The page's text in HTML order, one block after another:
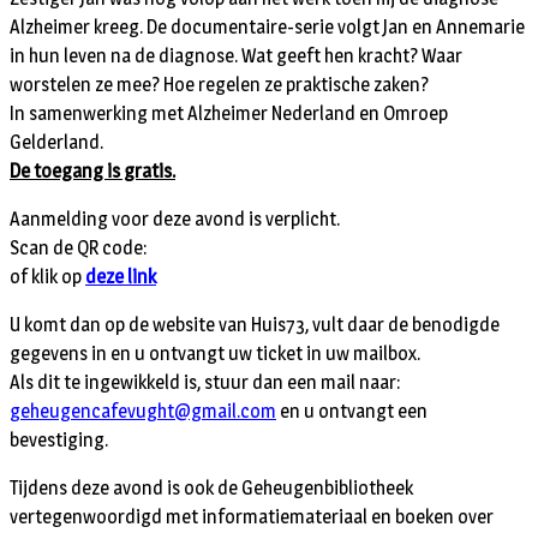
Alzheimer kreeg. De documentaire-serie volgt Jan en Annemarie
in hun leven na de diagnose. Wat geeft hen kracht? Waar
worstelen ze mee? Hoe regelen ze praktische zaken?
In samenwerking met Alzheimer Nederland en Omroep
Gelderland.
De toegang is gratis.
Aanmelding voor deze avond is verplicht.
Scan de QR code:
of klik op deze link
U komt dan op de website van Huis73, vult daar de benodigde
gegevens in en u ontvangt uw ticket in uw mailbox.
Als dit te ingewikkeld is, stuur dan een mail naar:
geheugencafevught@gmail.com en u ontvangt een
bevestiging.
Tijdens deze avond is ook de Geheugenbibliotheek
vertegenwoordigd met informatiemateriaal en boeken over